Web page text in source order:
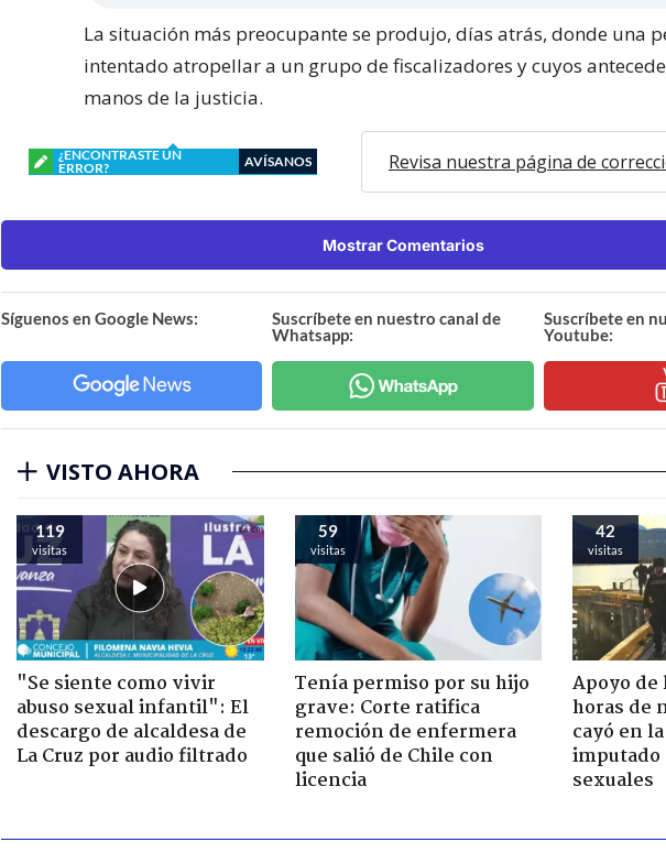
La situación más preocupante se produjo, días atrás, donde una
intentado atropellar a un grupo de fiscalizadores y cuyos
manos de la justicia.
¿ENCONTRASTE UN
ERROR?
AVÍSANOS Revisa nuestra página de
Mostrar Comentarios
Síguenos en Google News:
Suscríbete en nuestro canal de
Whatsapp:
Suscríbete en
Youtube:
VISTO AHORA
119
visitas
"Se siente como vivir
abuso sexual infantil": El
descargo de alcaldesa de
La Cruz por audio filtrado
59
visitas
Tenía permiso por su hijo
grave: Corte ratifica
remoción de enfermera
que salió de Chile con
licencia
42
visitas
Apoyo de
horas de
cayó en
sexuales